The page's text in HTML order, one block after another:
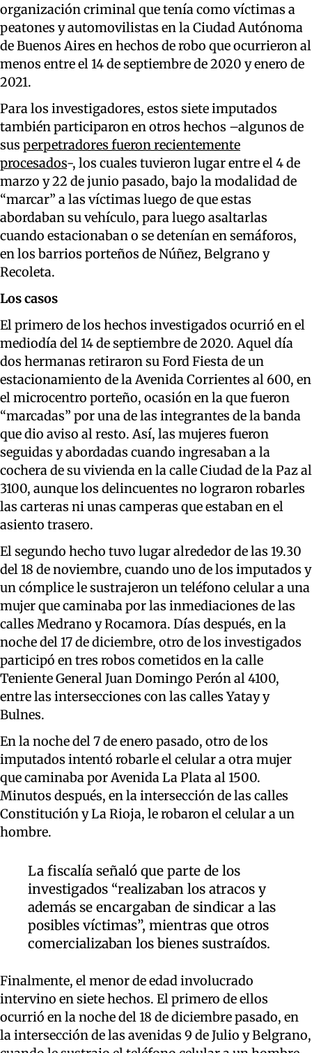
organización criminal que tenía como víctimas a
peatones y automovilistas en la Ciudad Autónoma
de Buenos Aires en hechos de robo que ocurrieron al
menos entre el 14 de septiembre de 2020 y enero de
2021.
Para los investigadores, estos siete imputados
también participaron en otros hechos –algunos de
sus perpetradores fueron recientemente
procesados-, los cuales tuvieron lugar entre el 4 de
marzo y 22 de junio pasado, bajo la modalidad de
“marcar” a las víctimas luego de que estas
abordaban su vehículo, para luego asaltarlas
cuando estacionaban o se detenían en semáforos,
en los barrios porteños de Núñez, Belgrano y
Recoleta.
Los casos
El primero de los hechos investigados ocurrió en el
mediodía del 14 de septiembre de 2020. Aquel día
dos hermanas retiraron su Ford Fiesta de un
estacionamiento de la Avenida Corrientes al 600, en
el microcentro porteño, ocasión en la que fueron
“marcadas” por una de las integrantes de la banda
que dio aviso al resto. Así, las mujeres fueron
seguidas y abordadas cuando ingresaban a la
cochera de su vivienda en la calle Ciudad de la Paz al
3100, aunque los delincuentes no lograron robarles
las carteras ni unas camperas que estaban en el
asiento trasero.
El segundo hecho tuvo lugar alrededor de las 19.30
del 18 de noviembre, cuando uno de los imputados y
un cómplice le sustrajeron un teléfono celular a una
mujer que caminaba por las inmediaciones de las
calles Medrano y Rocamora. Días después, en la
noche del 17 de diciembre, otro de los investigados
participó en tres robos cometidos en la calle
Teniente General Juan Domingo Perón al 4100,
entre las intersecciones con las calles Yatay y
Bulnes.
En la noche del 7 de enero pasado, otro de los
imputados intentó robarle el celular a otra mujer
que caminaba por Avenida La Plata al 1500.
Minutos después, en la intersección de las calles
Constitución y La Rioja, le robaron el celular a un
hombre.
La fiscalía señaló que parte de los
investigados “realizaban los atracos y
además se encargaban de sindicar a las
posibles víctimas”, mientras que otros
comercializaban los bienes sustraídos.
Finalmente, el menor de edad involucrado
intervino en siete hechos. El primero de ellos
ocurrió en la noche del 18 de diciembre pasado, en
la intersección de las avenidas 9 de Julio y Belgrano,